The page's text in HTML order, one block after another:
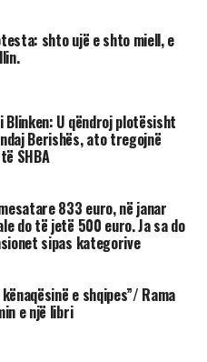
shto ujë e shto miell, e
U qëndroj plotësisht
Berishës, ato tregojnë
SHBA
833 euro, në janar
do të jetë 500 euro. Ja sa do
sipas kategorive
e shqipes”/ Rama
e një libri